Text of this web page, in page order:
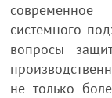
системного
вопросы
не только